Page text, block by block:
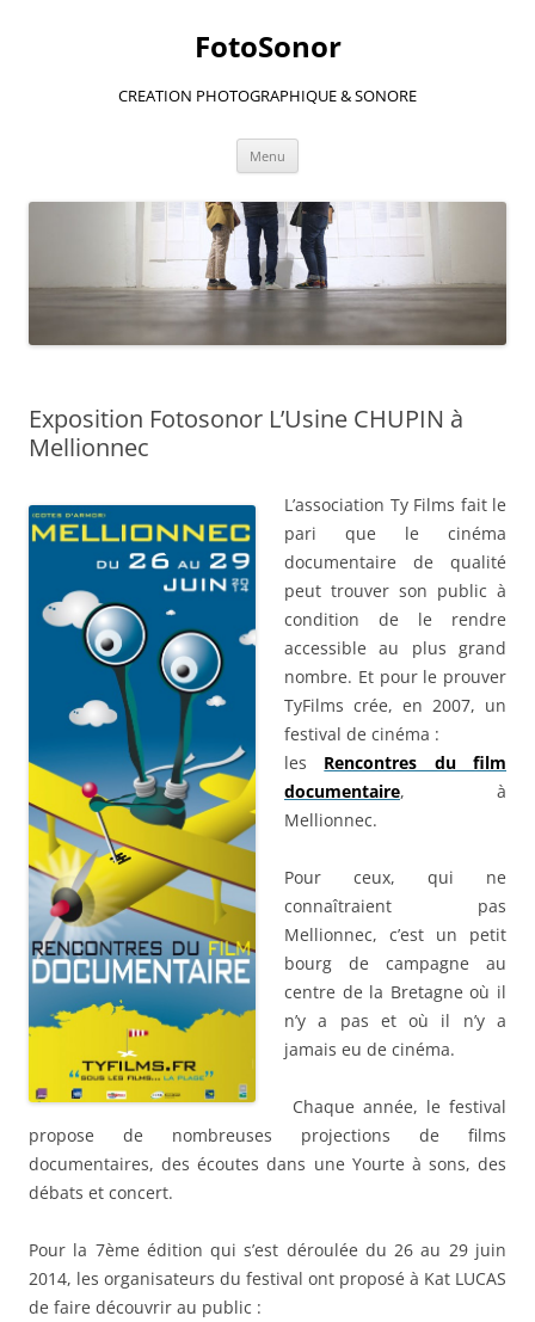
FotoSonor
CREATION PHOTOGRAPHIQUE & SONORE
Menu
Exposition Fotosonor L’Usine CHUPIN à
Mellionnec
L’association Ty Films fait le
pari que le cinéma
documentaire de qualité
peut trouver son public à
condition de le rendre
accessible au plus grand
nombre. Et pour le prouver
TyFilms crée, en 2007, un
festival de cinéma :
les Rencontres du film
documentaire, à
Mellionnec.
Pour ceux, qui ne
connaîtraient pas
Mellionnec, c’est un petit
bourg de campagne au
centre de la Bretagne où il
n’y a pas et où il n’y a
jamais eu de cinéma.
Chaque année, le festival
propose de nombreuses projections de films
documentaires, des écoutes dans une Yourte à sons, des
débats et concert.
Pour la 7ème édition qui s’est déroulée du 26 au 29 juin
2014, les organisateurs du festival ont proposé à Kat LUCAS
de faire découvrir au public :